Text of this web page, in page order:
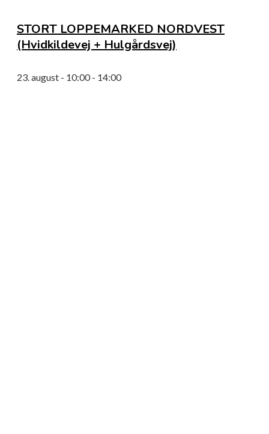
STORT LOPPEMARKED NORDVEST
(Hvidkildevej + Hulgårdsvej)
23. august - 10:00- 14:00